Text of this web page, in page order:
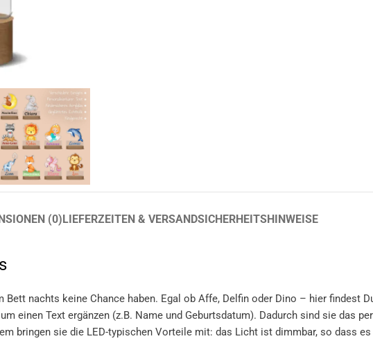
(0)LIEFERZEITEN & VERSANDSICHERHEITSHINWEISE
nachts keine Chance haben. Egal ob Affe, Delfin oder Dino – hier findest
einen Text ergänzen (z.B. Name und Geburtsdatum). Dadurch sind sie das
bringen sie die LED-typischen Vorteile mit: das Licht ist dimmbar, so dass